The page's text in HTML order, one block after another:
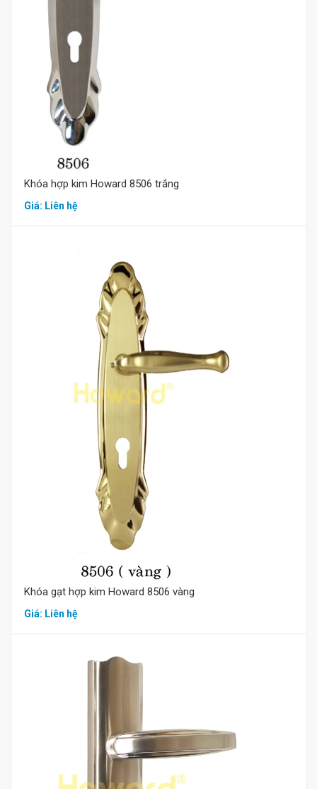
Khóa hợp kim Howard 8506 trắng
Giá: Liên hệ
Mua hàng
Khóa gạt hợp kim Howard 8506 vàng
Giá: Liên hệ